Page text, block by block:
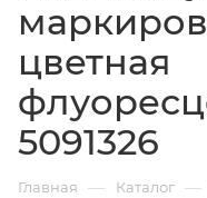
цветная
5091326
Главная — Каталог —